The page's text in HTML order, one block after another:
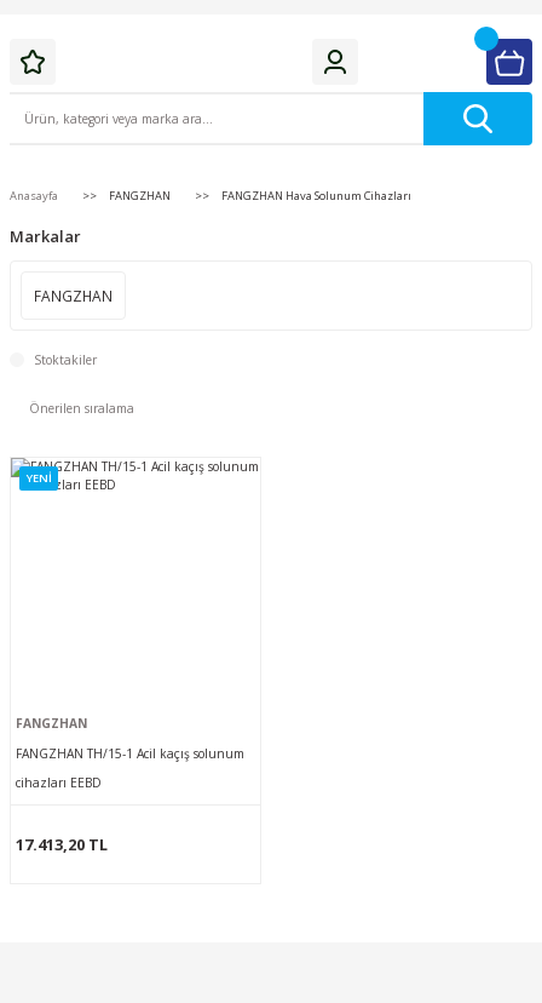
Anasayfa FANGZHAN FANGZHAN Hava Solunum Cihazları
Markalar
FANGZHAN
Stoktakiler
YENİ
FANGZHAN
FANGZHAN TH/15-1 Acil kaçış solunum
cihazları EEBD
17.413,20 TL